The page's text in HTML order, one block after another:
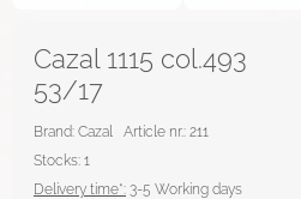
Cazal 1115 col.493
53/17
Brand: Cazal Article nr.: 211
Stocks: 1
Delivery time*: 3-5 Working days